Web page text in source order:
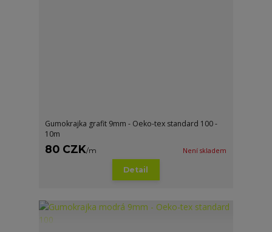
Gumokrajka grafit 9mm - Oeko-tex standard 100 -
10m
80 CZK/m Není skladem
Detail